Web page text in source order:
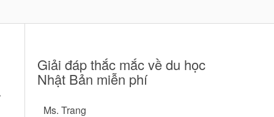
Giải đáp thắc mắc về du học
Nhật Bản miễn phí
Ms. Trang